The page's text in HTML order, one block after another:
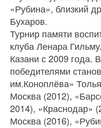
«Рубина», близкий
Бухаров.
Турнир памяти
клуба Ленара
Казани с 2009 года.
победителями
им.Коноплёва»
Москва (2012),
2014), «Краснодар»
Москва (2016),